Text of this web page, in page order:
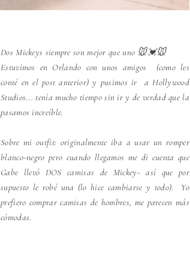
Dos Mickeys siempre son mejor que uno 🐭💓🐭
Estuvimos en Orlando con unos amigos (como les
conté en el post anterior) y pusimos ir a Hollywood
Studios... tenía mucho tiempo sin ir y de verdad que la
pasamos increíble.
Sobre mi outfit: originalmente iba a usar un romper
blanco-negro pero cuando llegamos me di cuenta que
Gabe llevó DOS camisas de Mickey- así que por
supuesto le robé una (lo hice cambiarse y todo). Yo
prefiero comprar camisas de hombres, me parecen más
cómodas.